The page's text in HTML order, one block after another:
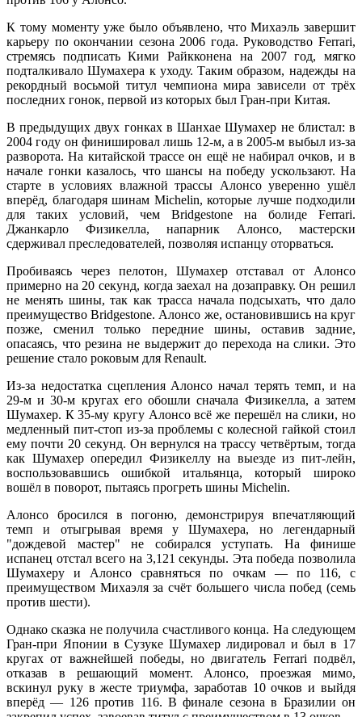
К тому моменту уже было объявлено, что Михаэль завершит
карьеру по окончании сезона 2006 года. Руководство Ferrari,
стремясь подписать Кими Райкконена на 2007 год, мягко
подталкивало Шумахера к уходу. Таким образом, надежды на
рекордный восьмой титул чемпиона мира зависели от трёх
последних гонок, первой из которых был Гран-при Китая.
В предыдущих двух гонках в Шанхае Шумахер не блистал: в
2004 году он финишировал лишь 12-м, а в 2005-м выбыл из-за
разворота. На китайской трассе он ещё не набирал очков, и в
начале гонки казалось, что шансы на победу ускользают. На
старте в условиях влажной трассы Алонсо уверенно ушёл
вперёд, благодаря шинам Michelin, которые лучше подходили
для таких условий, чем Bridgestone на болиде Ferrari.
Джанкарло Физикелла, напарник Алонсо, мастерски
сдерживал преследователей, позволяя испанцу оторваться.
Пробиваясь через пелотон, Шумахер отставал от Алонсо
примерно на 20 секунд, когда заехал на дозаправку. Он решил
не менять шины, так как трасса начала подсыхать, что дало
преимущество Bridgestone. Алонсо же, остановившись на круг
позже, сменил только передние шины, оставив задние,
опасаясь, что резина не выдержит до перехода на слики. Это
решение стало роковым для Renault.
Из-за недостатка сцепления Алонсо начал терять темп, и на
29-м и 30-м кругах его обошли сначала Физикелла, а затем
Шумахер. К 35-му кругу Алонсо всё же перешёл на слики, но
медленный пит-стоп из-за проблемы с колесной гайкой стоил
ему почти 20 секунд. Он вернулся на трассу четвёртым, тогда
как Шумахер опередил Физикеллу на выезде из пит-лейн,
воспользовавшись ошибкой итальянца, который широко
вошёл в поворот, пытаясь прогреть шины Michelin.
Алонсо бросился в погоню, демонстрируя впечатляющий
темп и отыгрывая время у Шумахера, но легендарный
"дождевой мастер" не собирался уступать. На финише
испанец отстал всего на 3,121 секунды. Эта победа позволила
Шумахеру и Алонсо сравняться по очкам — по 116, с
преимуществом Михаэля за счёт большего числа побед (семь
против шести).
Однако сказка не получила счастливого конца. На следующем
Гран-при Японии в Сузуке Шумахер лидировал и был в 17
кругах от важнейшей победы, но двигатель Ferrari подвёл,
отказав в решающий момент. Алонсо, проезжая мимо,
вскинул руку в жесте триумфа, заработав 10 очков и выйдя
вперёд — 126 против 116. В финале сезона в Бразилии он